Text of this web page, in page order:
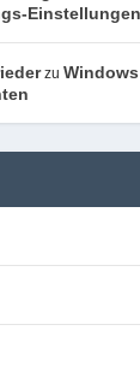
zu